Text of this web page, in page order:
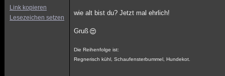
Link kopieren
Lesezeichen setzen
wie alt bist du? Jetzt mal ehrlich!
Gruß
Die Reihenfolge ist:
Regnerisch kühl, Schaufensterbummel, Hundekot.